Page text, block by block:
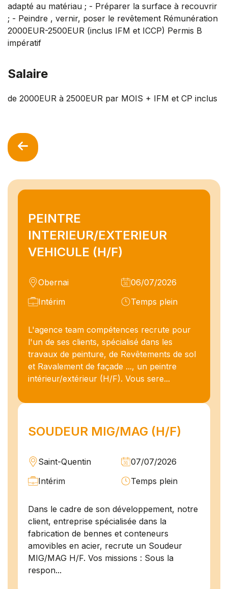
PEINTRE
INTERIEUR/EXTERIEUR
VEHICULE (H/F)
Obernai
06/07/2026
Intérim
Temps plein
L'agence team compétences recrute pour
l'un de ses clients, spécialisé dans les
travaux de peinture, de Revêtements de sol
et Ravalement de façade ..., un peintre
intérieur/extérieur (H/F). Vous sere...
SOUDEUR MIG/MAG (H/F)
Saint-Quentin
07/07/2026
Intérim
Temps plein
Dans le cadre de son développement, notre
client, entreprise spécialisée dans la
fabrication de bennes et conteneurs
amovibles en acier, recrute un Soudeur
MIG/MAG H/F. Vos missions : Sous la
respon...
adapté au matériau ; - Préparer la surface à recouvrir
; - Peindre , vernir, poser le revêtement Rémunération
2000EUR-2500EUR (inclus IFM et ICCP) Permis B
impératif
Salaire
de 2000EUR à 2500EUR par MOIS + IFM et CP inclus